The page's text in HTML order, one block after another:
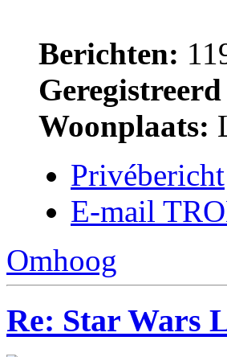
Berichten:
Woonplaats:
Privébericht
E-mail
Omhoog
Re: Star Wars